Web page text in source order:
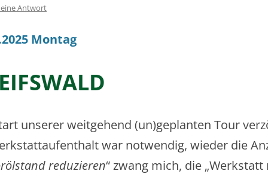
Antwort
Montag
unserer weitgehend (un)geplanten Tour
war notwendig, wieder die
reduzieren“ zwang mich, die „Werkstatt